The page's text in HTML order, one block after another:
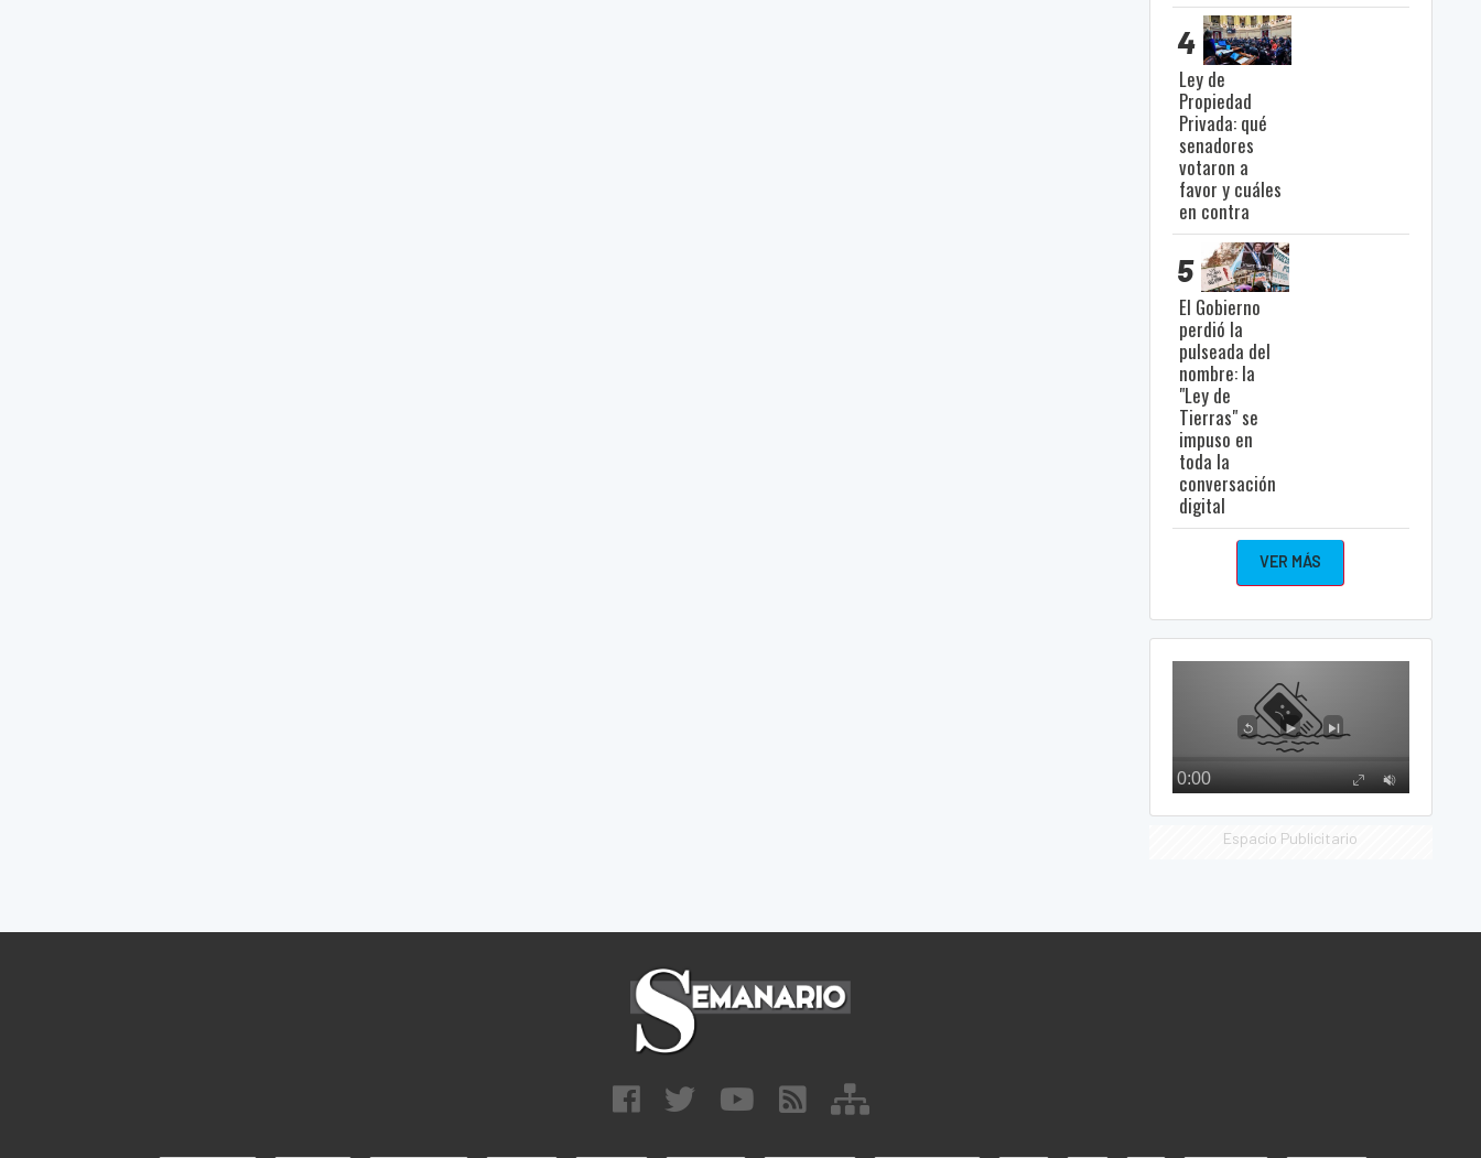
4
Ley de
Propiedad
Privada: qué
senadores
votaron a
favor y cuáles
en contra
5
El Gobierno
perdió la
pulseada del
nombre: la
"Ley de
Tierras" se
impuso en
toda la
conversación
digital
VER MÁS
Espacio Publicitario